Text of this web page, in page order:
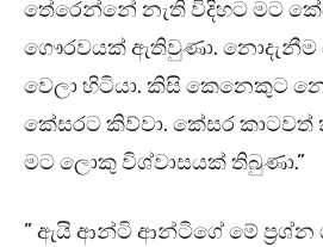
තේරෙන්නේ නැති විදිහට මට
ගෞරවයක් ඇතිවුණා. නොදැනීම
වෙලා හිටියා. කිසි කෙනෙකුට
කේසරට කිව්වා. කේසර
මට ලොකු විශ්වාසයක් තිබුණා.”
” ඇයි ආන්ටි ආන්ටිගේ මේ